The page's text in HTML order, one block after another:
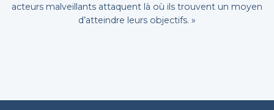
acteurs malveillants attaquent là où ils trouvent un moyen
d’atteindre leurs objectifs. »